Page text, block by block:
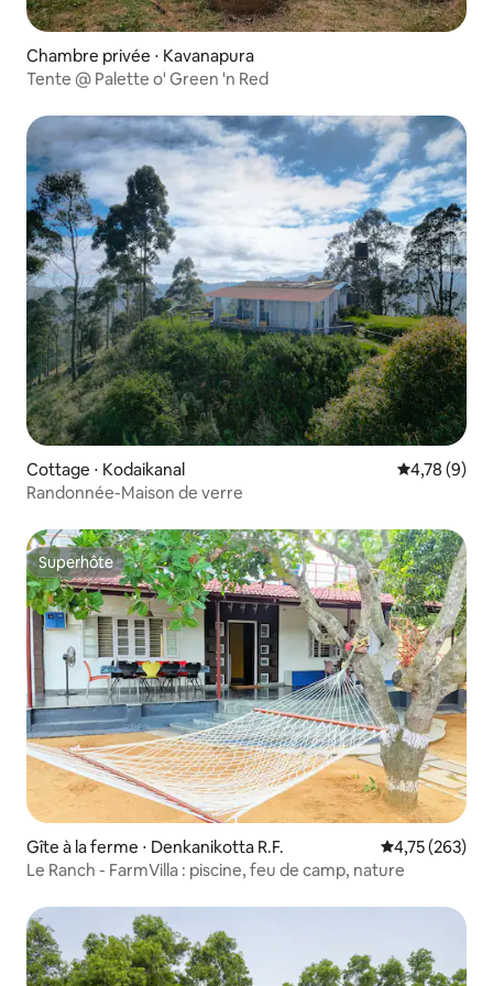
Chambre privée ⋅ Kavanapura
Tente @ Palette o' Green 'n Red
Cottage ⋅ Kodaikanal Évaluation
4,78 (9)
Randonnée-Maison de verre
Superhôte
Superhôte
Gîte à la ferme ⋅ Denkanikotta R.F. Évaluation
4,75 (263)
Le Ranch - FarmVilla : piscine, feu de camp, nature